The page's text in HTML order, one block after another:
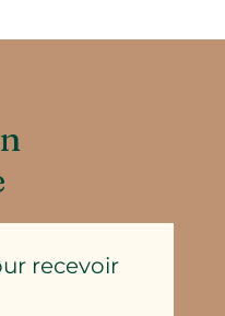
recevoir